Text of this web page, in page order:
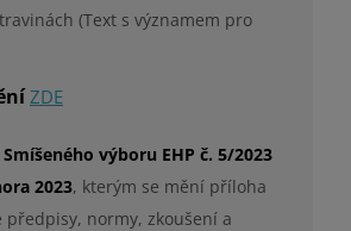
(Text s významem pro
ZDE
výboru EHP č. 5/2023
2023, kterým se mění příloha
předpisy, normy, zkoušení a